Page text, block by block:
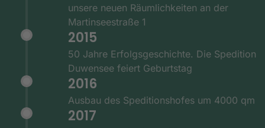
unsere neuen Räumlichkeiten an der
Martinseestraße 1
2015
50 Jahre Erfolgsgeschichte. Die Spedition
Duwensee feiert Geburtstag
2016
Ausbau des Speditionshofes um 4000 qm
2017